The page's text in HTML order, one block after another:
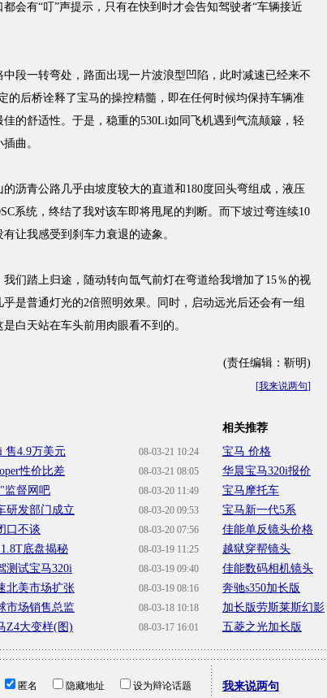
会有“叮”声提示，只有在快到时才会告知驾驶者“车辆接近
一转弯处，路面出现一片波浪型凹陷，此时减速已经来不
的后桥诠释了宝马的操控精髓，即在任何时候均保持车辆准
的舒适性。于是，稳重的530Li如同飞机遇到气流颠簸，轻
曲。
青公路几乎由坡度较大的直道和180度回头弯组成，液压
系统，终结了我对该车即将甩尾的判断。而下坡过弯连续10
让我感受到刹车力衰退的迹象。
踏上归途，随动转向氙气前灯在弯道给我增加了15％的视
是普通灯光的2倍照明效果。同时，启动远光后还会有一组
白天站在车头前用肉眼看不到的。
(责任编辑：靳明)
[我来说两句]
08-03-21 10:24
售4.9万美元
08-03-21 08:05
性价比差
08-03-20 11:49
监督网吧
08-03-20 09:53
研发部门成立
08-03-20 07:56
口不谈
08-03-19 11:25
底盘揭秘
08-03-19 09:40
测试宝马320i
08-03-19 08:16
北美市场扩张
08-03-18 10:18
市场销售总监
08-03-17 16:01
Z4大变样(图)
相关推荐
宝马 价格
华晨宝马320i报价
宝马摩托车
宝马新一代5系
佳能单反镜头价格
越狱穿帮镜头
佳能数码相机镜头
奔驰s350加长版
加长版劳斯莱斯幻影
五菱之光加长版
匿名 隐藏地址
设为辩论话题
我来说两句